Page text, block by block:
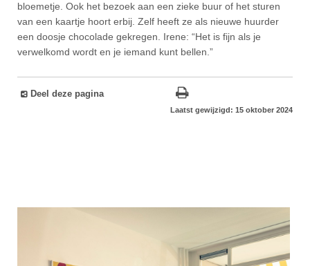
bloemetje. Ook het bezoek aan een zieke buur of het sturen
van een kaartje hoort erbij. Zelf heeft ze als nieuwe huurder
een doosje chocolade gekregen. Irene: “Het is fijn als je
verwelkomd wordt en je iemand kunt bellen.”
Deel deze pagina
Laatst gewijzigd: 15 oktober 2024